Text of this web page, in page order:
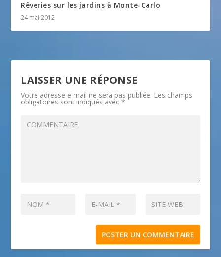
Rêveries sur les jardins à Monte-Carlo
24 mai 2012
LAISSER UNE RÉPONSE
Votre adresse e-mail ne sera pas publiée. Les champs
obligatoires sont indiqués avec*